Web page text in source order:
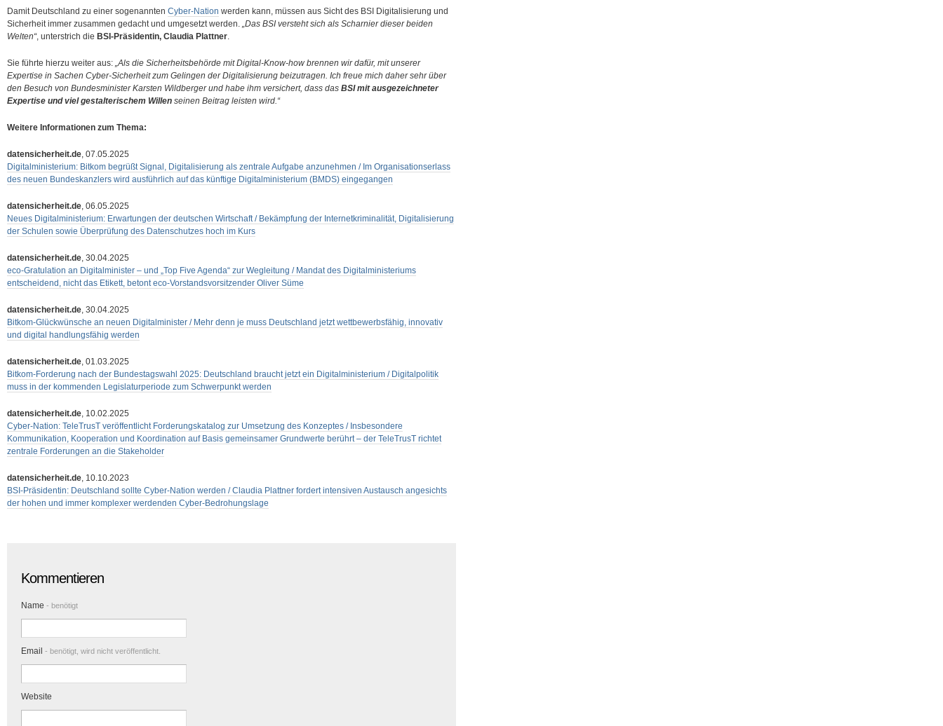
Damit Deutschland zu einer sogenannten Cyber-Nation werden kann, müssen aus Sicht des BSI Digitalisierung und
Sicherheit immer zusammen gedacht und umgesetzt werden. „Das BSI versteht sich als Scharnier dieser beiden
Welten“, unterstrich die BSI-Präsidentin, Claudia Plattner.
Sie führte hierzu weiter aus: „Als die Sicherheitsbehörde mit Digital-Know-how brennen wir dafür, mit unserer
Expertise in Sachen Cyber-Sicherheit zum Gelingen der Digitalisierung beizutragen. Ich freue mich daher sehr über
den Besuch von Bundesminister Karsten Wildberger und habe ihm versichert, dass das BSI mit ausgezeichneter
Expertise und viel gestalterischem Willen seinen Beitrag leisten wird.“
Weitere Informationen zum Thema:
datensicherheit.de, 07.05.2025
Digitalministerium: Bitkom begrüßt Signal, Digitalisierung als zentrale Aufgabe anzunehmen / Im Organisationserlass
des neuen Bundeskanzlers wird ausführlich auf das künftige Digitalministerium (BMDS) eingegangen
datensicherheit.de, 06.05.2025
Neues Digitalministerium: Erwartungen der deutschen Wirtschaft / Bekämpfung der Internetkriminalität, Digitalisierung
der Schulen sowie Überprüfung des Datenschutzes hoch im Kurs
datensicherheit.de, 30.04.2025
eco-Gratulation an Digitalminister – und „Top Five Agenda“ zur Wegleitung / Mandat des Digitalministeriums
entscheidend, nicht das Etikett, betont eco-Vorstandsvorsitzender Oliver Süme
datensicherheit.de, 30.04.2025
Bitkom-Glückwünsche an neuen Digitalminister / Mehr denn je muss Deutschland jetzt wettbewerbsfähig, innovativ
und digital handlungsfähig werden
datensicherheit.de, 01.03.2025
Bitkom-Forderung nach der Bundestagswahl 2025: Deutschland braucht jetzt ein Digitalministerium / Digitalpolitik
muss in der kommenden Legislaturperiode zum Schwerpunkt werden
datensicherheit.de, 10.02.2025
Cyber-Nation: TeleTrusT veröffentlicht Forderungskatalog zur Umsetzung des Konzeptes / Insbesondere
Kommunikation, Kooperation und Koordination auf Basis gemeinsamer Grundwerte berührt – der TeleTrusT richtet
zentrale Forderungen an die Stakeholder
datensicherheit.de, 10.10.2023
BSI-Präsidentin: Deutschland sollte Cyber-Nation werden / Claudia Plattner fordert intensiven Austausch angesichts
der hohen und immer komplexer werdenden Cyber-Bedrohungslage
Kommentieren
Name - benötigt
Email - benötigt, wird nicht veröffentlicht.
Website